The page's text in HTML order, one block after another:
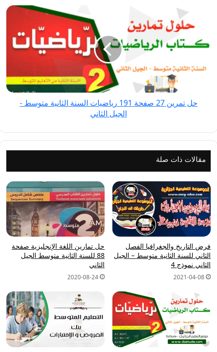
صفحة
رياضيات
متوسط
الثاني
حل تمرين 27 صفحة 191 رياضيات السنة الثانية متوسط -
الجيل الثاني
مقالات ذات صلة
فرض التاريخ والجغرافيا الفصل
الثاني للسنة الثانية متوسط – الجيل
الثاني نموذج 4
2021-04-08
حل تمارين اللغة الإنجليزية صفحة
88 للسنة الثانية متوسط الجيل
الثاني
2020-08-24